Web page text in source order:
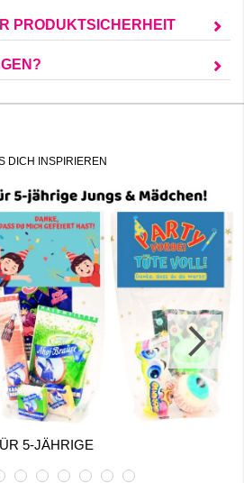
PRODUKTSICHERHEIT
DICH INSPIRIEREN
5-JÄHRIGE